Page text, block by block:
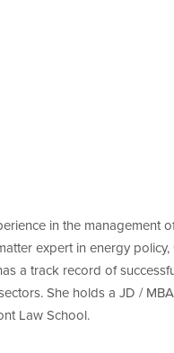
in the management
expert in energy
a track record of
She holds a JD /
Law School.